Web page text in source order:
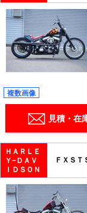
複数画像
見積・在庫
ＨＡＲＬＥ
Ｙ−ＤＡＶ
ＩＤＳＯＮ
ＦＸＳ